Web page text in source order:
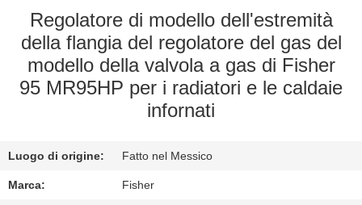
FABBRICA
CONTROLLO
DELLA
CONTATTACI
Regolatore di modello dell'estremità
della flangia del regolatore del gas del
modello della valvola a gas di Fisher
95 MR95HP per i radiatori e le caldaie
infornati
Luogo di origine: Fatto nel Messico
Marca: Fisher